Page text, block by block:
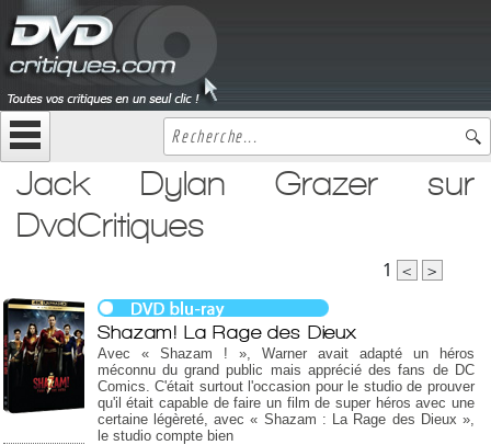
Jack Dylan Grazer sur
DvdCritiques
1 < >
Shazam! La Rage des Dieux
Avec « Shazam ! », Warner avait adapté un héros
méconnu du grand public mais apprécié des fans de DC
Comics. C'était surtout l'occasion pour le studio de prouver
qu'il était capable de faire un film de super héros avec une
certaine légèreté, avec « Shazam : La Rage des Dieux »,
le studio compte bien